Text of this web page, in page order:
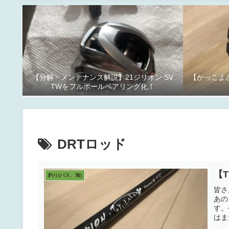
【分解・メンテナンス解説】21ジリオン SV
TWをフルボールベアリング化！
【かっこよ
DRTロッド
釣り(バス、海)
皆
あ
す
は